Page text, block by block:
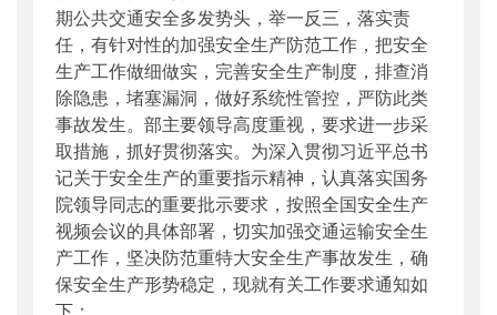
期公共交通安全多发势头，举一反三，落实责
任，有针对性的加强安全生产防范工作，把安全
生产工作做细做实，完善安全生产制度，排查消
除隐患，堵塞漏洞，做好系统性管控，严防此类
事故发生。部主要领导高度重视，要求进一步采
取措施，抓好贯彻落实。为深入贯彻习近平总书
记关于安全生产的重要指示精神，认真落实国务
院领导同志的重要批示要求，按照全国安全生产
视频会议的具体部署，切实加强交通运输安全生
产工作，坚决防范重特大安全生产事故发生，确
保安全生产形势稳定，现就有关工作要求通知如